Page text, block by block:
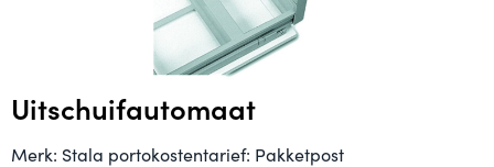
Uitschuifautomaat
Merk: Stala portokostentarief: Pakketpost